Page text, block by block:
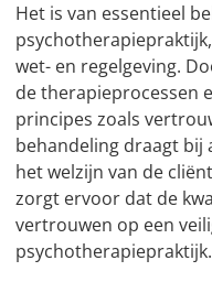
Het is van essentieel
wet- en regelgeving.
de therapieprocessen
principes zoals
behandeling draagt bij
het welzijn van de
zorgt ervoor dat de
vertrouwen op een
psychotherapiepraktijk.